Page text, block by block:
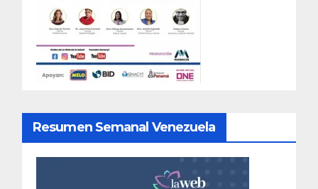
Resumen Semanal Venezuela